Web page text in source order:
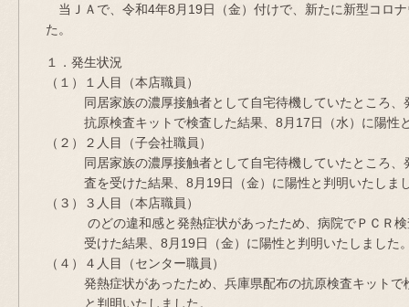
当ＪＡで、令和4年8月19日（金）付けで、新たに新型コロ
た。
１．発生状況
（１）１人目（本店職員）
同居家族の濃厚接触者として自宅待機していたところ、
抗原検査キットで検査した結果、8月17日（水）に陽性
（２）２人目（子会社職員）
同居家族の濃厚接触者として自宅待機していたところ、
査を受けた結果、8月19日（金）に陽性と判明いたしま
（３）３人目（本店職員）
のどの違和感と発熱症状があったため、病院でＰＣＲ検
受けた結果、8月19日（金）に陽性と判明いたしました
（４）４人目（センター職員）
発熱症状があったため、兵庫県配布の抗原検査キットで
と判明いたしました。